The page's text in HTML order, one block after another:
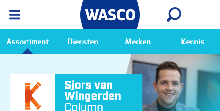
Ga naar de Wasco app
Bekijk
Assortiment Diensten Merken Kennis